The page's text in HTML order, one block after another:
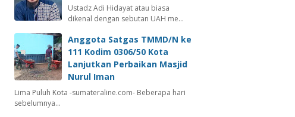
Ustadz Adi Hidayat atau biasa
dikenal dengan sebutan UAH me…
Anggota Satgas TMMD/N ke
111 Kodim 0306/50 Kota
Lanjutkan Perbaikan Masjid
Nurul Iman
Lima Puluh Kota -sumateraline.com- Beberapa hari
sebelumnya…